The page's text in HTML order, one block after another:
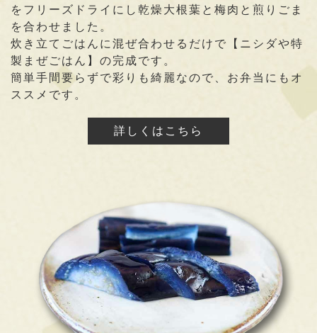
をフリーズドライにし乾燥大根葉と梅肉と煎りごま
を合わせました。
炊き立てごはんに混ぜ合わせるだけで【ニシダや特
製まぜごはん】の完成です。
簡単手間要らずで彩りも綺麗なので、お弁当にもオ
ススメです。
詳しくはこちら